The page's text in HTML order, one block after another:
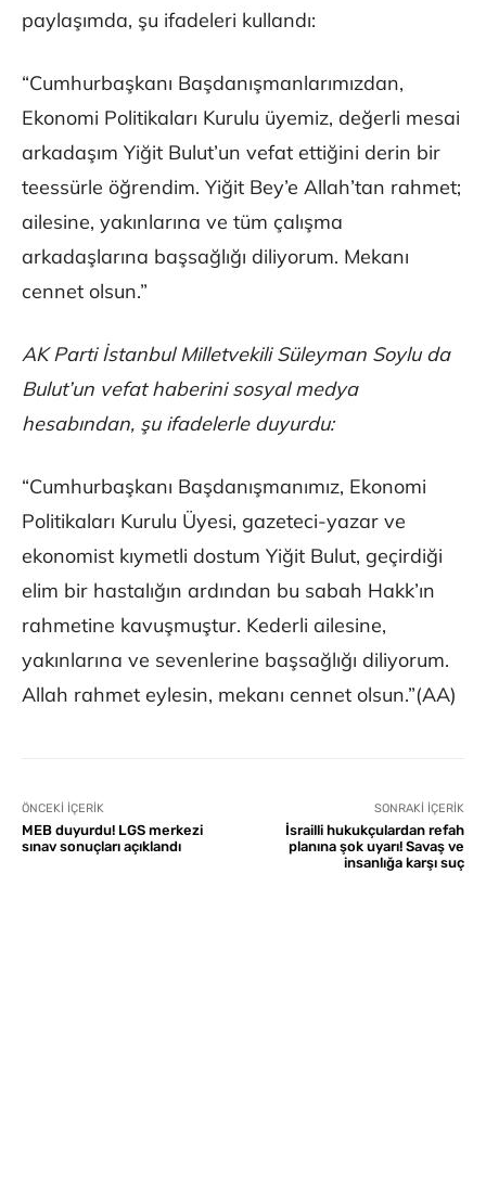
paylaşımda, şu ifadeleri kullandı:
“Cumhurbaşkanı Başdanışmanlarımızdan,
Ekonomi Politikaları Kurulu üyemiz, değerli mesai
arkadaşım Yiğit Bulut’un vefat ettiğini derin bir
teessürle öğrendim. Yiğit Bey’e Allah’tan rahmet;
ailesine, yakınlarına ve tüm çalışma
arkadaşlarına başsağlığı diliyorum. Mekanı
cennet olsun.”
AK Parti İstanbul Milletvekili Süleyman Soylu da
Bulut’un vefat haberini sosyal medya
hesabından, şu ifadelerle duyurdu:
“Cumhurbaşkanı Başdanışmanımız, Ekonomi
Politikaları Kurulu Üyesi, gazeteci-yazar ve
ekonomist kıymetli dostum Yiğit Bulut, geçirdiği
elim bir hastalığın ardından bu sabah Hakk’ın
rahmetine kavuşmuştur. Kederli ailesine,
yakınlarına ve sevenlerine başsağlığı diliyorum.
Allah rahmet eylesin, mekanı cennet olsun.”(AA)
ÖNCEKI İÇERIK
MEB duyurdu! LGS merkezi
sınav sonuçları açıklandı
SONRAKI İÇERIK
İsrailli hukukçulardan refah
planına şok uyarı! Savaş ve
insanlığa karşı suç